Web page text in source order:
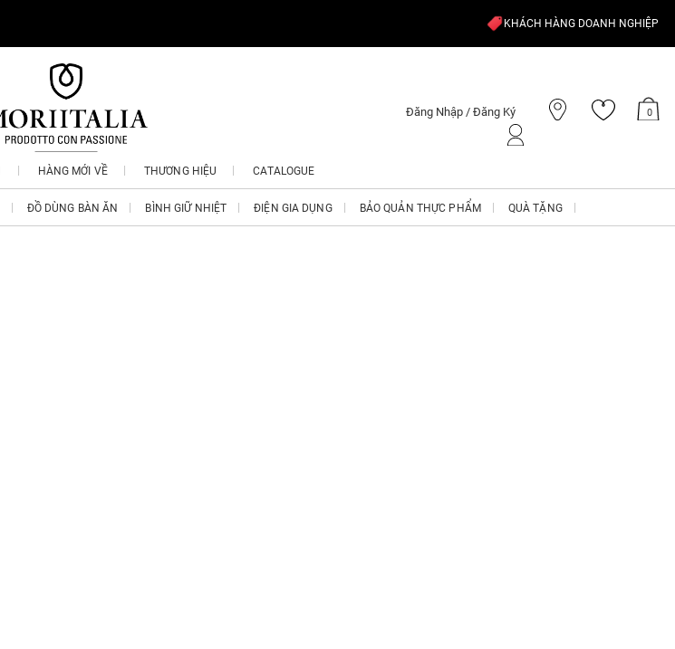
KHÁCH HÀNG DOANH NGHIỆP
Đăng Nhập / Đăng Ký 0
HÀNG MỚI VỀ THƯƠNG HIỆU CATALOGUE
ĐỒ DÙNG BÀN ĂN BÌNH GIỮ NHIỆT ĐIỆN GIA DỤNG BẢO QUẢN THỰC PHẨM QUÀ TẶNG